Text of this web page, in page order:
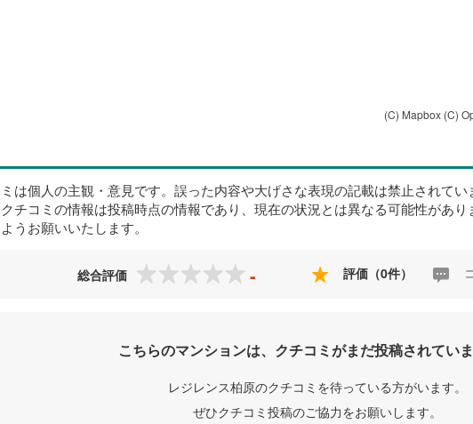
(C) Mapbox (C)
は個人の主観・意見です。誤った内容や大げさな表現の記載は禁止されて
チコミの情報は投稿時点の情報であり、現在の状況とは異なる可能性があ
うお願いいたします。
総合評価 - 評価（0件）
こちらのマンションは、クチコミがまだ投稿されていま
レジレンス柏原のクチコミを待っている方がいます。
ぜひクチコミ投稿のご協力をお願いします。